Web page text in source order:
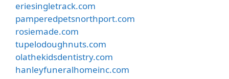
eriesingletrack.com
pamperedpetsnorthport.com
rosiemade.com
tupelodoughnuts.com
olathekidsdentistry.com
hanleyfuneralhomeinc.com